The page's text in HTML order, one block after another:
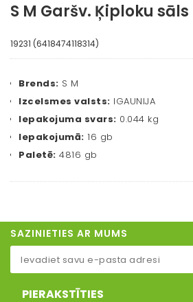
S M Garšv. Ķiploku
19231 (6418474118314)
Brends: S M
Izcelsmes valsts: IGAUNIJA
Iepakojuma svars: 0.044 kg
Iepakojumā: 16 gb
Paletē: 4816 gb
SAZINIETIES AR MUMS
PIERAKSTĪTIES